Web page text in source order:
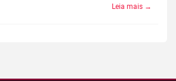
Leia mais →